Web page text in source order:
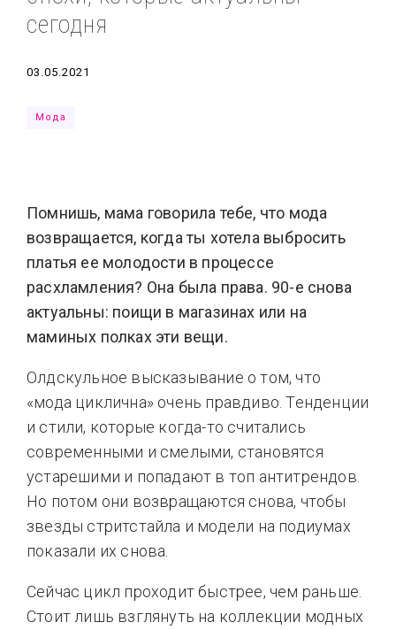
Типсы
сегодня
Дата
03.05.2021
Мода
Помнишь, мама говорила тебе, что мода
возвращается, когда ты хотела выбросить
платья ее молодости в процессе
расхламления? Она была права. 90-е снова
актуальны: поищи в магазинах или на
маминых полках эти вещи.
Олдскульное высказывание о том, что
«мода циклична» очень правдиво. Тенденции
и стили, которые когда-то считались
современными и смелыми, становятся
устарешими и попадают в топ антитрендов.
Но потом они возвращаются снова, чтобы
звезды стритстайла и модели на подиумах
показали их снова.
Сейчас цикл проходит быстрее, чем раньше.
Стоит лишь взглянуть на коллекции модных